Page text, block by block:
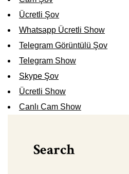
Ücretli Şov
Whatsapp Ücretli Show
Telegram Görüntülü Şov
Telegram Show
Skype Şov
Ücretli Show
Canlı Cam Show
Search